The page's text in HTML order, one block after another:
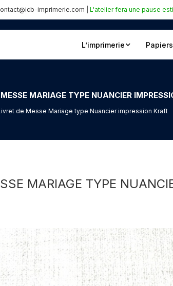
imprimerie.com L'atelier fera une pause
L’imprimerie Papiers
MARIAGE TYPE NUANCIER
de Messe Mariage type Nuancier impression Kraft
MARIAGE TYPE